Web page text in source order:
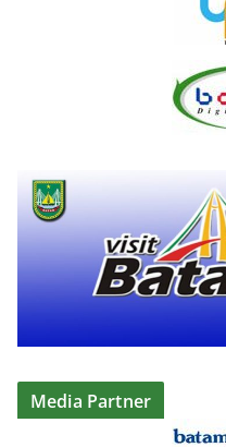
Media Partner